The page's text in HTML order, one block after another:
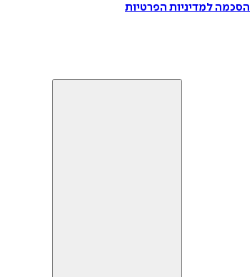
הסכמה למדיניות הפרטיות